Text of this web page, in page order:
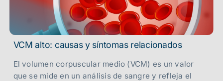
VCM alto: causas y síntomas relacionados
El volumen corpuscular medio (VCM) es un valor
que se mide en un análisis de sangre y refleja el